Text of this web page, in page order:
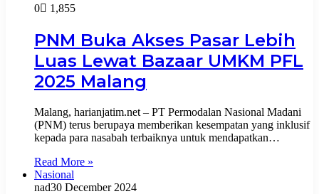
0
1,855
PNM Buka Akses Pasar Lebih
Luas Lewat Bazaar UMKM PFL
2025 Malang
Malang, harianjatim.net – PT Permodalan Nasional Madani
(PNM) terus berupaya memberikan kesempatan yang inklusif
kepada para nasabah terbaiknya untuk mendapatkan…
Read More »
Nasional
nad30 December 2024